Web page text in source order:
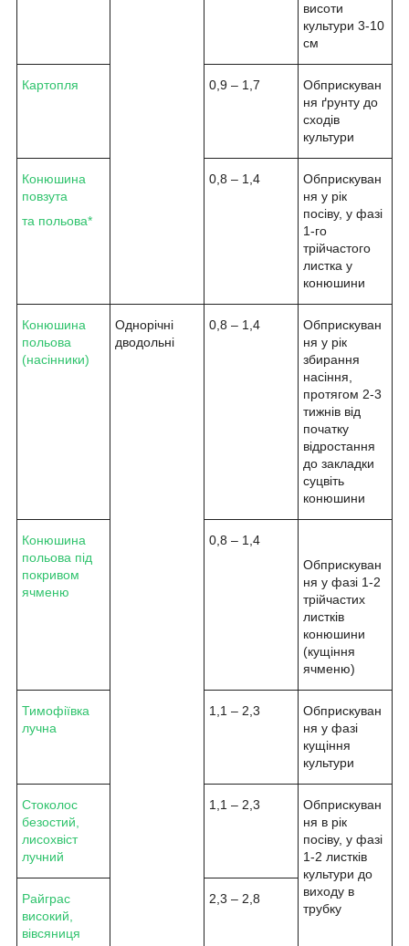
висоти
культури 3-10
см
Картопля 0,9 – 1,7
Обприскуван
ня ґрунту до
сходів
культури
Конюшина
повзута
та польова*
0,8 – 1,4
Обприскуван
ня у рік
посіву, у фазі
1-го
трійчастого
листка у
конюшини
Конюшина
польова
(насінники)
Однорічні
дводольні
0,8 – 1,4
Обприскуван
ня у рік
збирання
насіння,
протягом 2-3
тижнів від
початку
відростання
до закладки
суцвіть
конюшини
Конюшина
польова під
покривом
ячменю
0,8 – 1,4
Обприскуван
ня у фазі 1-2
трійчастих
листків
конюшини
(кущіння
ячменю)
Тимофіївка
лучна
1,1 – 2,3
Обприскуван
ня у фазі
кущіння
культури
Стоколос
безостий,
лисохвіст
лучний
1,1 – 2,3
Обприскуван
ня в рік
посіву, у фазі
1-2 листків
культури до
виходу в
трубку
Райграс
високий,
вівсяниця
2,3 – 2,8